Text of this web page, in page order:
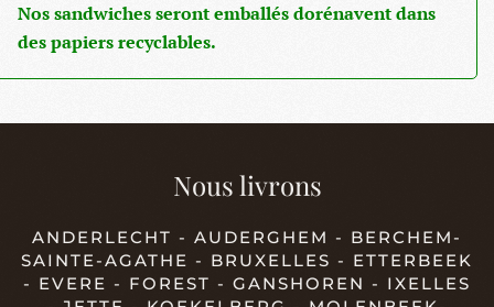
Nos sandwiches seront emballés dorénavent dans
des papiers recyclables.
Nous livrons
ANDERLECHT - AUDERGHEM - BERCHEM-
SAINTE-AGATHE - BRUXELLES - ETTERBEEK
- EVERE - FOREST - GANSHOREN - IXELLES